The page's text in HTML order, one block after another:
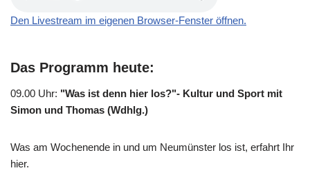
Den Livestream im eigenen Browser-Fenster öffnen.
Das Programm heute:
09.00 Uhr: "Was ist denn hier los?"- Kultur und Sport mit
Simon und Thomas (Wdhlg.)
Was am Wochenende in und um Neumünster los ist, erfahrt Ihr
hier.